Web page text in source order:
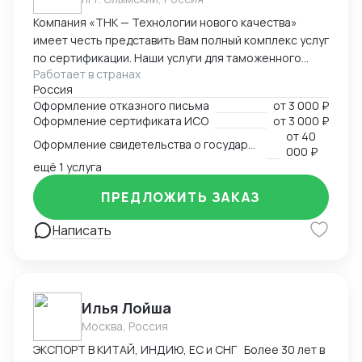
Компания «ТНК — Технологии нового качества»
имеет честь представить Вам полный комплекс услуг
по сертификации. Наши услуги для таможенного
оформления, производства и реализации
продукции: - сертификат/декларация соответствия
Техническому регламенту Таможенного Союза (ТР
ТС) - сертификат/декларация соответствия ГОСТ Р -
сертификат/декларация /отказное письмо по
пожарной безопасности (ТР ПБ) - свидетельство о
государственной регистрации (СГР) - экспертное
заключение - отказное письмо для таможни/
торговли - заключение о перемещении продукции,
содержащей озоноразрущающие вещества
разработка и регистрация ТУ - добровольные
сертификаты - добровольные сертификаты по
пожарной безопасности - ИСО - РПО - Сертификаты
на услуги - Оценка деловой репутации и многие
Работает в странах
Россия
Оформление отказного письма
от 3 000 ₽
Оформление сертификата ИСО
от 3 000 ₽
от 40
000 ₽
ещё 1 услуга
Написать
ПРЕДЛОЖИТЬ ЗАКАЗ
Илья Лойша
Москва, Россия
ЭКСПОРТ В КИТАЙ, ИНДИЮ, ЕС и СНГ Более 30 лет в